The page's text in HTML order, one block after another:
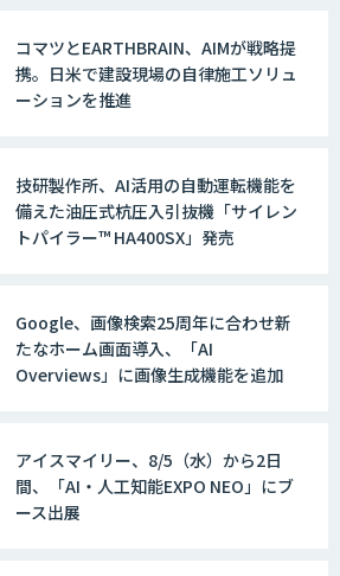
コマツとEARTHBRAIN、AIMが戦略提
携。日米で建設現場の自律施工ソリュ
ーションを推進
技研製作所、AI活用の自動運転機能を
備えた油圧式杭圧入引抜機「サイレン
トパイラー™ HA400SX」発売
Google、画像検索25周年に合わせ新
たなホーム画面導入、「AI
Overviews」に画像生成機能を追加
アイスマイリー、8/5（水）から2日
間、「AI・人工知能EXPO NEO」にブ
ース出展